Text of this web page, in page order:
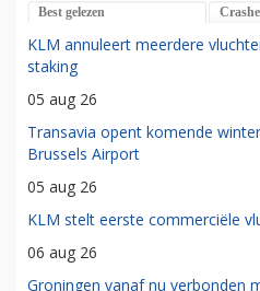
Best gelezen
KLM annuleert meerdere
staking
05 aug 26
Transavia opent komende
Brussels Airport
05 aug 26
KLM stelt eerste commerciële
06 aug 26
Groningen vanaf nu verbonden